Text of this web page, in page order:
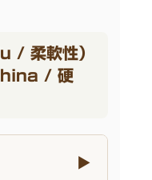
/ 柔軟性）
/ 硬